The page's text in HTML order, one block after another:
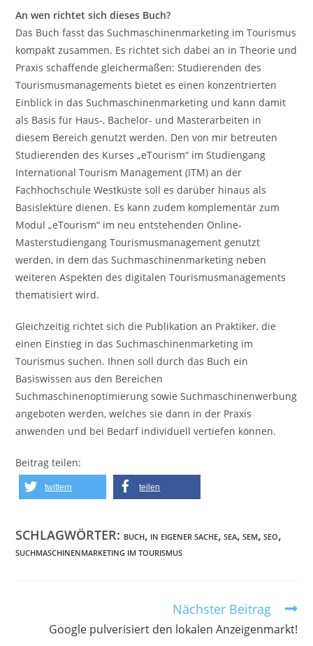
An wen richtet sich dieses Buch?
Das Buch fasst das Suchmaschinenmarketing im Tourismus
kompakt zusammen. Es richtet sich dabei an in Theorie und
Praxis schaffende gleichermaßen: Studierenden des
Tourismusmanagements bietet es einen konzentrierten
Einblick in das Suchmaschinenmarketing und kann damit
als Basis für Haus-, Bachelor- und Masterarbeiten in
diesem Bereich genutzt werden. Den von mir betreuten
Studierenden des Kurses „eTourism“ im Studiengang
International Tourism Management (ITM) an der
Fachhochschule Westküste soll es darüber hinaus als
Basislektüre dienen. Es kann zudem komplementär zum
Modul „eTourism“ im neu entstehenden Online-
Masterstudiengang Tourismusmanagement genutzt
werden, in dem das Suchmaschinenmarketing neben
weiteren Aspekten des digitalen Tourismusmanagements
thematisiert wird.
Gleichzeitig richtet sich die Publikation an Praktiker, die
einen Einstieg in das Suchmaschinenmarketing im
Tourismus suchen. Ihnen soll durch das Buch ein
Basiswissen aus den Bereichen
Suchmaschinenoptimierung sowie Suchmaschinenwerbung
angeboten werden, welches sie dann in der Praxis
anwenden und bei Bedarf individuell vertiefen können.
Beitrag teilen:
twittern teilen
SCHLAGWÖRTER: BUCH, IN EIGENER SACHE, SEA, SEM, SEO,
SUCHMASCHINENMARKETING IM TOURISMUS
ansehen
Nächster Beitrag
Google pulverisiert den lokalen Anzeigenmarkt!